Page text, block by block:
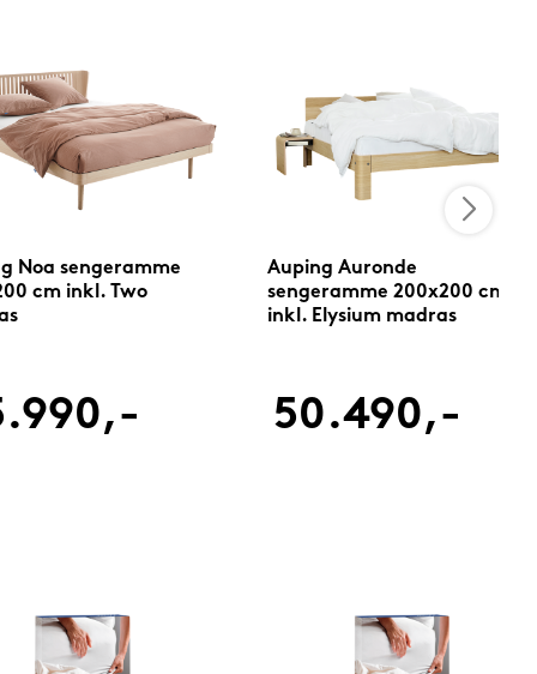
Noa sengeramme
cm inkl. Two
Auping Auronde
sengeramme 200x200 cm
inkl. Elysium madras
50.490,-